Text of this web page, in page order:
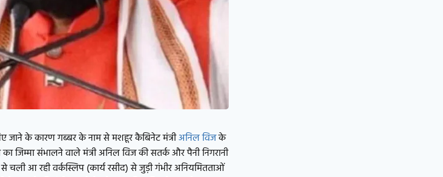
के कारण गब्बर के नाम से मशहूर कैबिनेट मंत्रीअनिल विजके
संभालने वाले मंत्री अनिल विज की सतर्क और पैनी निगरानी
आ रही वर्कस्लिप (कार्य रसीद) से जुड़ी गंभीर अनियमितताओं